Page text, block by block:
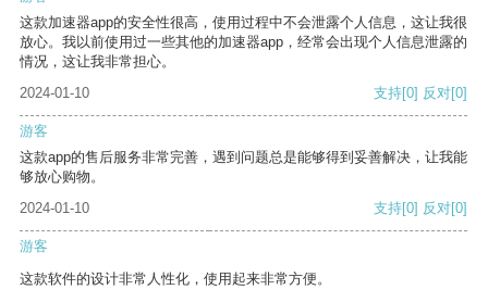
这款加速器app的安全性很高，使用过程中不会泄露个人信息，这让我很
放心。我以前使用过一些其他的加速器app，经常会出现个人信息泄露的
情况，这让我非常担心。
2024-01-10
支持[0] 反对[0]
游客
这款app的售后服务非常完善，遇到问题总是能够得到妥善解决，让我能
够放心购物。
2024-01-10
支持[0] 反对[0]
游客
这款软件的设计非常人性化，使用起来非常方便。